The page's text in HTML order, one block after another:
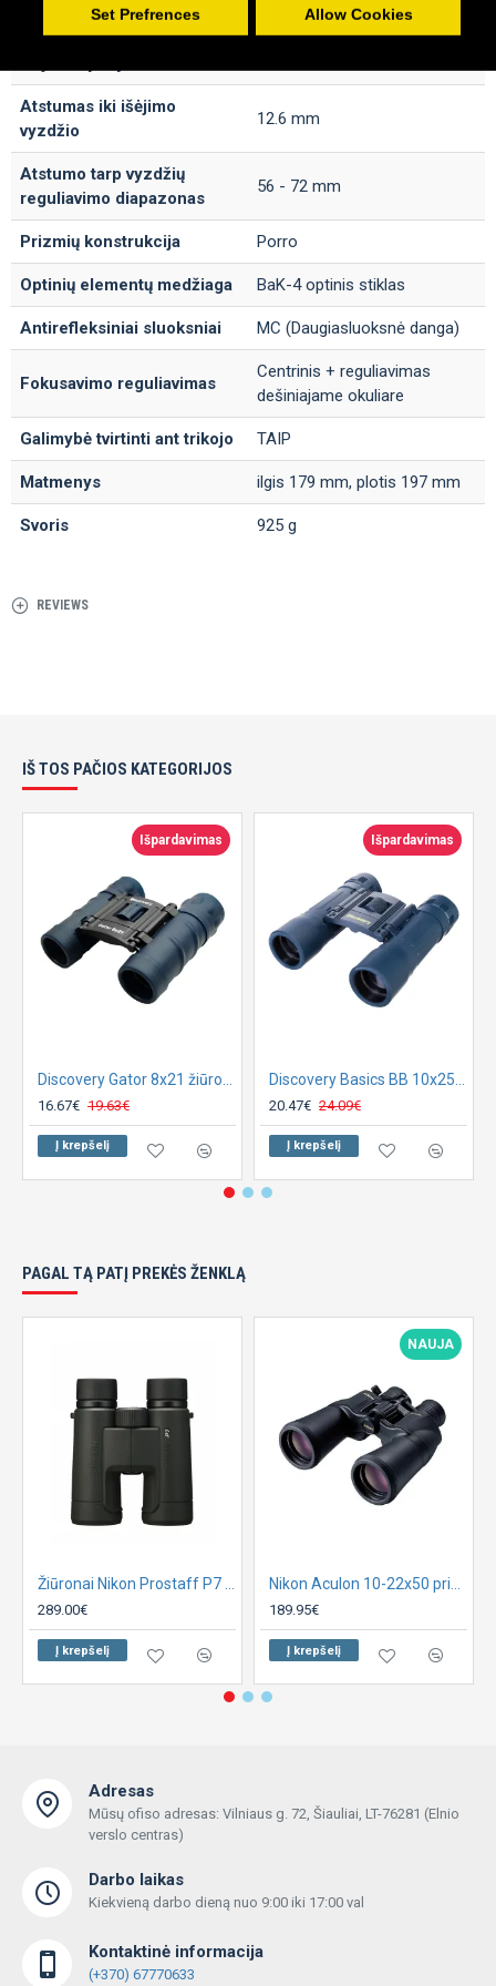
Set Prefrences Allow Cookies
Matymo laukas 4.2° / 73 m / 1000 m
Atstumas iki išėjimo
vyzdžio
12.6 mm
Atstumo tarp vyzdžių
reguliavimo diapazonas
56 - 72 mm
Prizmių konstrukcija Porro
Optinių elementų medžiaga BaK-4 optinis stiklas
Antirefleksiniai sluoksniai MC (Daugiasluoksnė danga)
Fokusavimo reguliavimas
Centrinis + reguliavimas
dešiniajame okuliare
Galimybė tvirtinti ant trikojo TAIP
Matmenys ilgis 179 mm, plotis 197 mm
Svoris 925 g
REVIEWS
IŠ TOS PAČIOS KATEGORIJOS
Išpardavimas
16.67€ 19.63€
Į krepšelį
Išpardavimas
20.47€ 24.09€
Į krepšelį
PAGAL TĄ PATĮ PREKĖS ŽENKLĄ
289.00€
Į krepšelį
NAUJA
189.95€
Į krepšelį
Adresas
Mūsų ofiso adresas: Vilniaus g. 72, Šiauliai, LT-76281 (Elnio
verslo centras)
Darbo laikas
Kiekvieną darbo dieną nuo 9:00 iki 17:00 val
Kontaktinė informacija
(+370) 67770633